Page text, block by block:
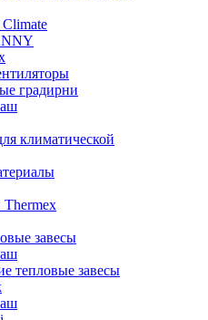
Climate
градирни
климатической
завесы
тепловые завесы